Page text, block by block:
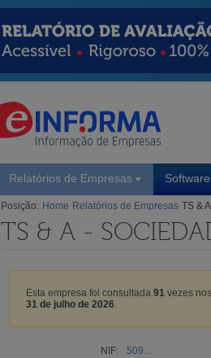
Relatórios de Empresas
Posição: Home Relatórios de Empresas TS &
TS & A -
Esta empresa foi consultada 91 vezes
31 de julho de 2026
NIF:
509...